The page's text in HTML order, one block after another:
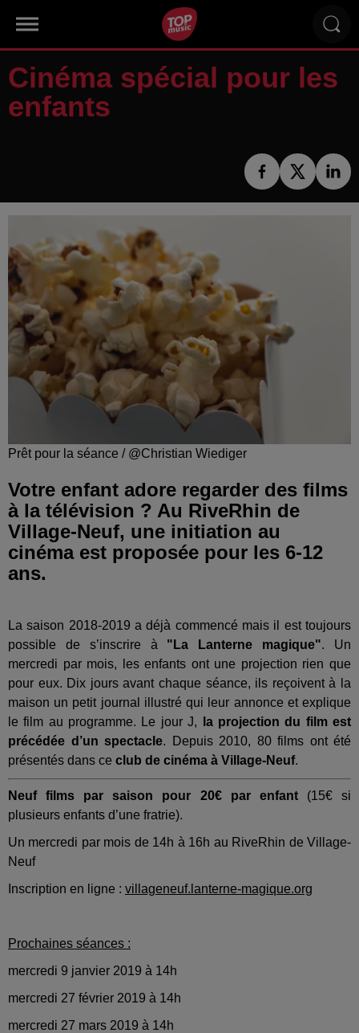
Cinéma spécial pour les
enfants
Prêt pour la séance / @Christian Wiediger
Votre enfant adore regarder des films
à la télévision ? Au RiveRhin de
Village-Neuf, une initiation au
cinéma est proposée pour les 6-12
ans.
La saison 2018-2019 a déjà commencé mais il est toujours
possible de s’inscrire à "La Lanterne magique". Un
mercredi par mois, les enfants ont une projection rien que
pour eux. Dix jours avant chaque séance, ils reçoivent à la
maison un petit journal illustré qui leur annonce et explique
le film au programme. Le jour J,
la projection du film est
précédée d’un spectacle.
Depuis 2010, 80 films ont été
présentés dans ce club de cinéma à Village-Neuf.
Neuf films par saison pour 20€ par enfant(15€ si
plusieurs enfants d’une fratrie).
Un mercredi par mois de 14h à 16h au RiveRhin de Village-
Neuf
Inscription en ligne : villageneuf.lanterne-magique.org
Prochaines séances :
mercredi 9 janvier 2019 à 14h
mercredi 27 février 2019 à 14h
mercredi 27 mars 2019 à 14h